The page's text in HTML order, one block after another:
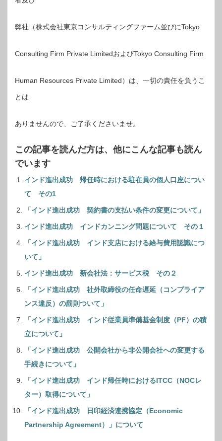
弊社（株式会社東京コンサルティングファーム並びにTokyo
Consulting Firm Private LimitedおよびTokyo Consulting Firm
Human Resources Private Limited）は、一切の責任を負うこ
とは
ありませんので、ご了承くださいませ。
この記事を読んだ方は、他にこんな記事も読ん
でいます
インド進出成功 帰任時における駐在員の個人口座につい
て その1
「インド進出成功 契約書の支払い条件の変更について」
インド進出成功 インドカンニング問題について その１
「インド進出成功 インド支店における給与費用認識につ
いて」
インド進出成功 新会社法：サービス税 その２
「インド進出成功 社外取締役の任命遅延（コンプライア
ンス違反）の罰則ついて」
「インド進出成功 インド従業員準備基金制度（PF）の積
立について」
「インド進出成功 公開会社から非公開会社への変更する
手続きについて」
「インド進出成功 インド帰任時におけるITCC（NOCレ
ター）取得について」
「インド進出成功 日印経済連携協定（Economic
Partnership Agreement）」について